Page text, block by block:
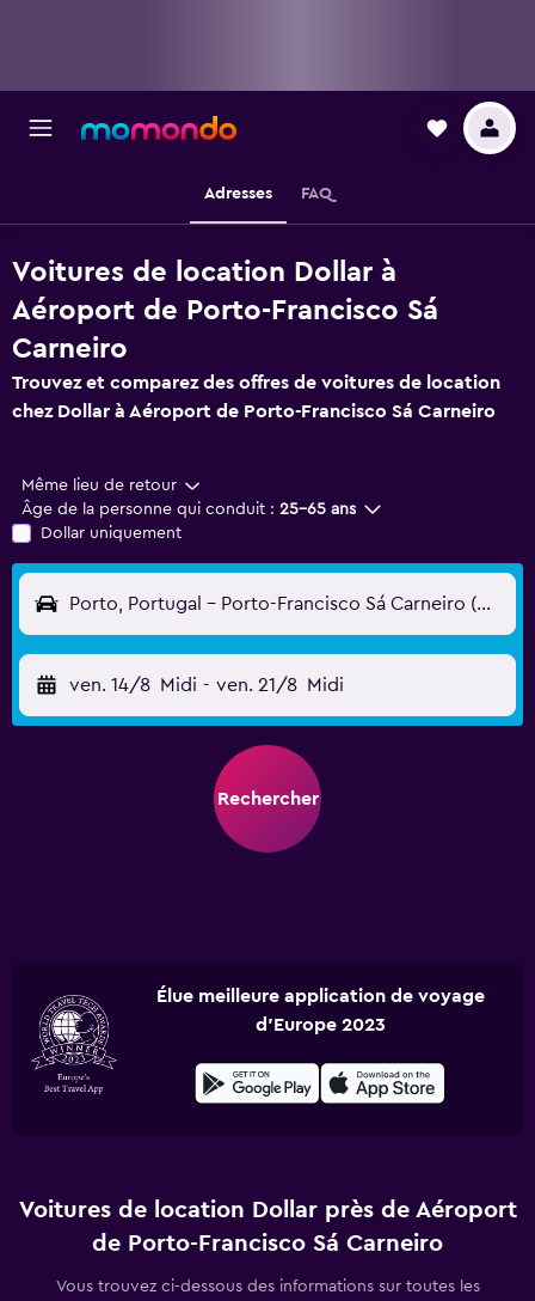
Adresses FAQ
Voitures de location Dollar à
Aéroport de Porto-Francisco Sá
Carneiro
Trouvez et comparez des offres de voitures de location
chez Dollar à Aéroport de Porto-Francisco Sá Carneiro
Même lieu de retour
Âge de la personne qui conduit : 25-65 ans
Dollar uniquement
Porto, Portugal - Porto-Francisco Sá Carneiro (OPO)
ven. 14/8 Midi - ven. 21/8 Midi
Rechercher
Élue meilleure application de voyage
d'Europe 2023
Voitures de location Dollar près de Aéroport
de Porto-Francisco Sá Carneiro
Vous trouvez ci-dessous des informations sur toutes les